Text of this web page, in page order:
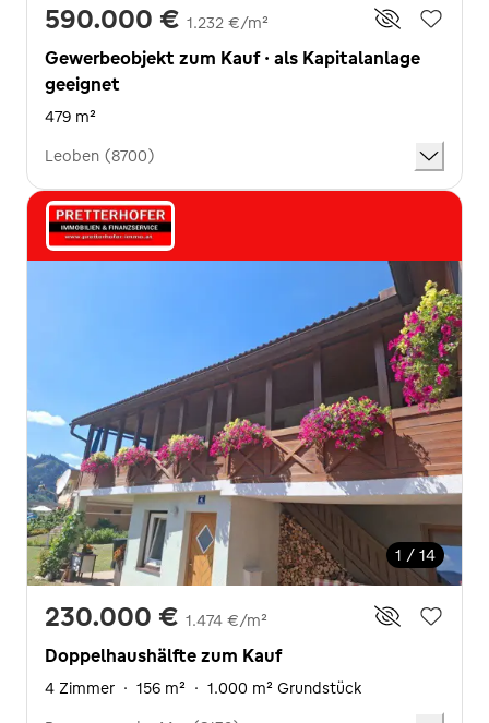
590.000 € 1.232 €/m²
Gewerbeobjekt zum Kauf · als Kapitalanlage
geeignet
479 m²
Leoben (8700)
1 / 14
230.000 € 1.474 €/m²
Doppelhaushälfte zum Kauf
4 Zimmer · 156 m² · 1.000 m² Grundstück